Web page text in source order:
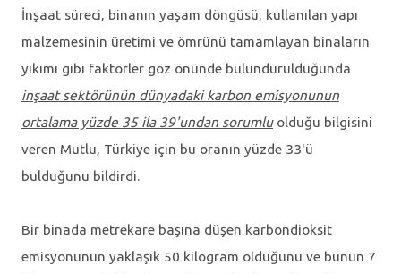
İnşaat süreci, binanın yaşam döngüsü, kullanılan yapı
malzemesinin üretimi ve ömrünü tamamlayan binaların
yıkımı gibi faktörler göz önünde bulundurulduğunda
inşaat sektörünün dünyadaki karbon emisyonunun
ortalama yüzde 35 ila 39'undan sorumluolduğu bilgisini
veren Mutlu, Türkiye için bu oranın yüzde 33'ü
bulduğunu bildirdi.
Bir binada metrekare başına düşen karbondioksit
emisyonunun yaklaşık 50 kilogram olduğunu ve bunun 7